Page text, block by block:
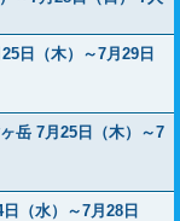
日（木）～7月29日
岳 7月25日（木）～7
（水）～7月28日